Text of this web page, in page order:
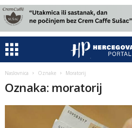
Naslovnica Oznake Moratorij
Oznaka: moratorij